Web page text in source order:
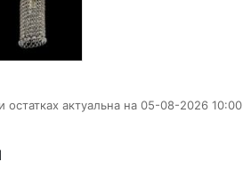
актуальна на 05-08-2026 10:00